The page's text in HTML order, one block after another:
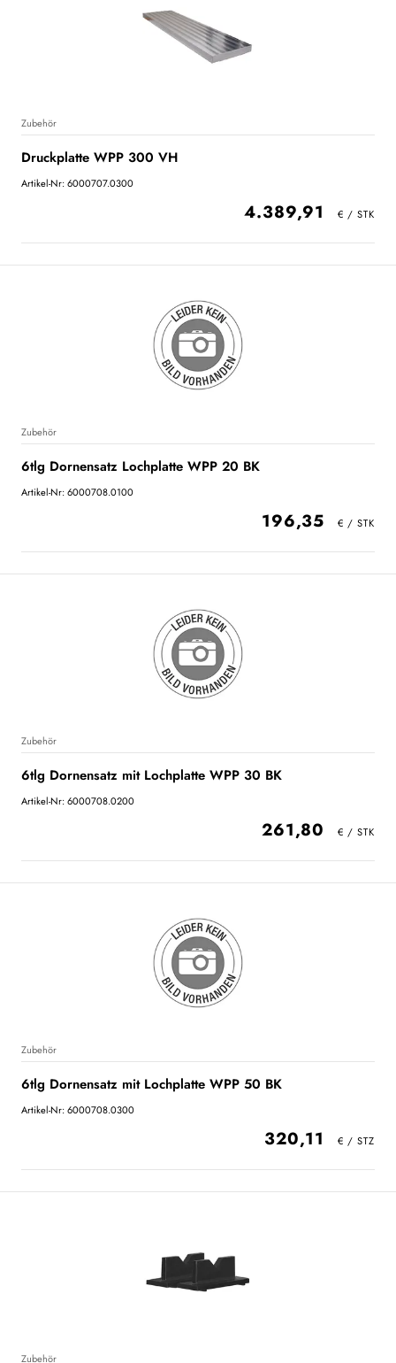
Zubehör
Druckplatte WPP 300 VH
Artikel-Nr: 6000707.0300
4.389,91
Zubehör
6tlg Dornensatz Lochplatte WPP 20 BK
Artikel-Nr: 6000708.0100
196,35
Zubehör
6tlg Dornensatz mit Lochplatte WPP 30 BK
Artikel-Nr: 6000708.0200
261,80
Zubehör
6tlg Dornensatz mit Lochplatte WPP 50 BK
Artikel-Nr: 6000708.0300
320,11
Zubehör